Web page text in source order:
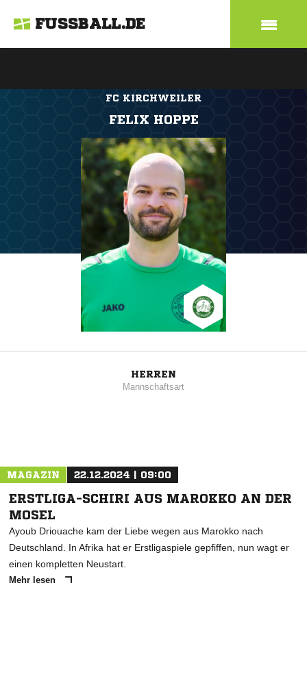
FUSSBALL.DE
FC KIRCHWEILER
FELIX HOPPE
HERREN
Mannschaftsart
MAGAZIN 22.12.2024 | 09:00
ERSTLIGA-SCHIRI AUS MAROKKO AN DER
MOSEL
Ayoub Driouache kam der Liebe wegen aus Marokko nach
Deutschland. In Afrika hat er Erstligaspiele gepfiffen, nun wagt er
einen kompletten Neustart.
Mehr lesen